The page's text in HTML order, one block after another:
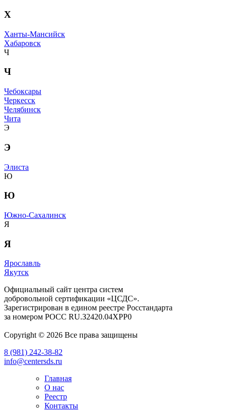
Х
Ханты-Мансийск
Хабаровск
Ч
Ч
Чебоксары
Черкесск
Челябинск
Чита
Э
Э
Элиста
Ю
Ю
Южно-Сахалинск
Я
Я
Ярославль
Якутск
Официальный сайт центра систем
добровольной сертификации «ЦСДС».
Зарегистрирован в едином реестре Росстандарта
за номером РОСС RU.З2420.04ХРР0
Copyright © 2026 Все права защищены
8 (981) 242-38-82
info@centersds.ru
Главная
О нас
Реестр
Контакты